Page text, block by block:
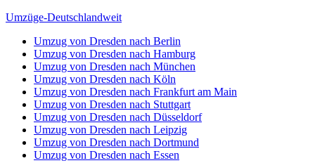
Umzüge-Deutschlandweit
Umzug von Dresden nach Berlin
Umzug von Dresden nach Hamburg
Umzug von Dresden nach München
Umzug von Dresden nach Köln
Umzug von Dresden nach Frankfurt am Main
Umzug von Dresden nach Stuttgart
Umzug von Dresden nach Düsseldorf
Umzug von Dresden nach Leipzig
Umzug von Dresden nach Dortmund
Umzug von Dresden nach Essen